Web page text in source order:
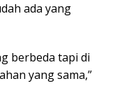
ada yang
berbeda tapi di
yang sama,”